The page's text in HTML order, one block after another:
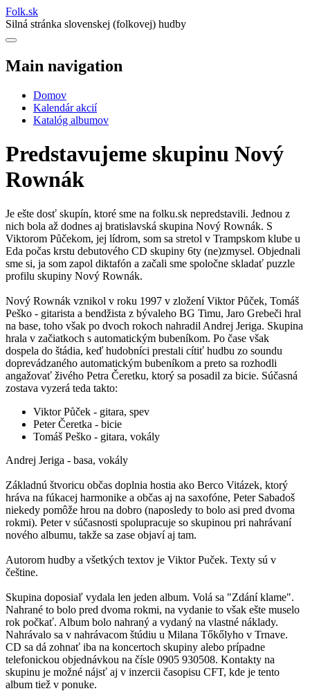
Folk.sk
Silná stránka slovenskej (folkovej) hudby
Main navigation
Domov
Kalendár akcií
Katalóg albumov
Predstavujeme skupinu Nový
Rownák
Je ešte dosť skupín, ktoré sme na folku.sk nepredstavili. Jednou z
nich bola až dodnes aj bratislavská skupina Nový Rownák. S
Viktorom Půčekom, jej lídrom, som sa stretol v Trampskom klube u
Eda počas krstu debutového CD skupiny 6ty (ne)zmysel. Objednali
sme si, ja som zapol diktafón a začali sme spoločne skladať puzzle
profilu skupiny Nový Rownák.
Nový Rownák vznikol v roku 1997 v zložení Viktor Půček, Tomáš
Peško - gitarista a bendžista z bývaleho BG Timu, Jaro Grebeči hral
na base, toho však po dvoch rokoch nahradil Andrej Jeriga. Skupina
hrala v začiatkoch s automatickým bubeníkom. Po čase však
dospela do štádia, keď hudobníci prestali cítiť hudbu zo soundu
doprevádzaného automatickým bubeníkom a preto sa rozhodli
angažovať živého Petra Čeretku, ktorý sa posadil za bicie. Súčasná
zostava vyzerá teda takto:
Viktor Půček - gitara, spev
Peter Čeretka - bicie
Tomáš Peško - gitara, vokály
Andrej Jeriga - basa, vokály
Základnú štvoricu občas doplnia hostia ako Berco Vitázek, ktorý
hráva na fúkacej harmonike a občas aj na saxofóne, Peter Sabadoš
niekedy pomôže hrou na dobro (naposledy to bolo asi pred dvoma
rokmi). Peter v súčasnosti spolupracuje so skupinou pri nahrávaní
nového albumu, takže sa zase objaví aj tam.
Autorom hudby a všetkých textov je Viktor Puček. Texty sú v
češtine.
Skupina doposiaľ vydala len jeden album. Volá sa "Zdání klame".
Nahrané to bolo pred dvoma rokmi, na vydanie to však ešte muselo
rok počkať. Album bolo nahraný a vydaný na vlastné náklady.
Nahrávalo sa v nahrávacom štúdiu u Milana Tőkőlyho v Trnave.
CD sa dá zohnať iba na koncertoch skupiny alebo prípadne
telefonickou objednávkou na čísle 0905 930508. Kontakty na
skupinu je možné nájsť aj v inzercii časopisu CFT, kde je tento
album tiež v ponuke.